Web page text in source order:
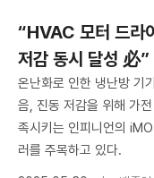
“HVAC 모터 드라
저감 동시 달성 必”
온난화로 인한 냉난방 기
음, 진동 저감을 위해 가
족시키는 인피니언의
러를 주목하고 있다.